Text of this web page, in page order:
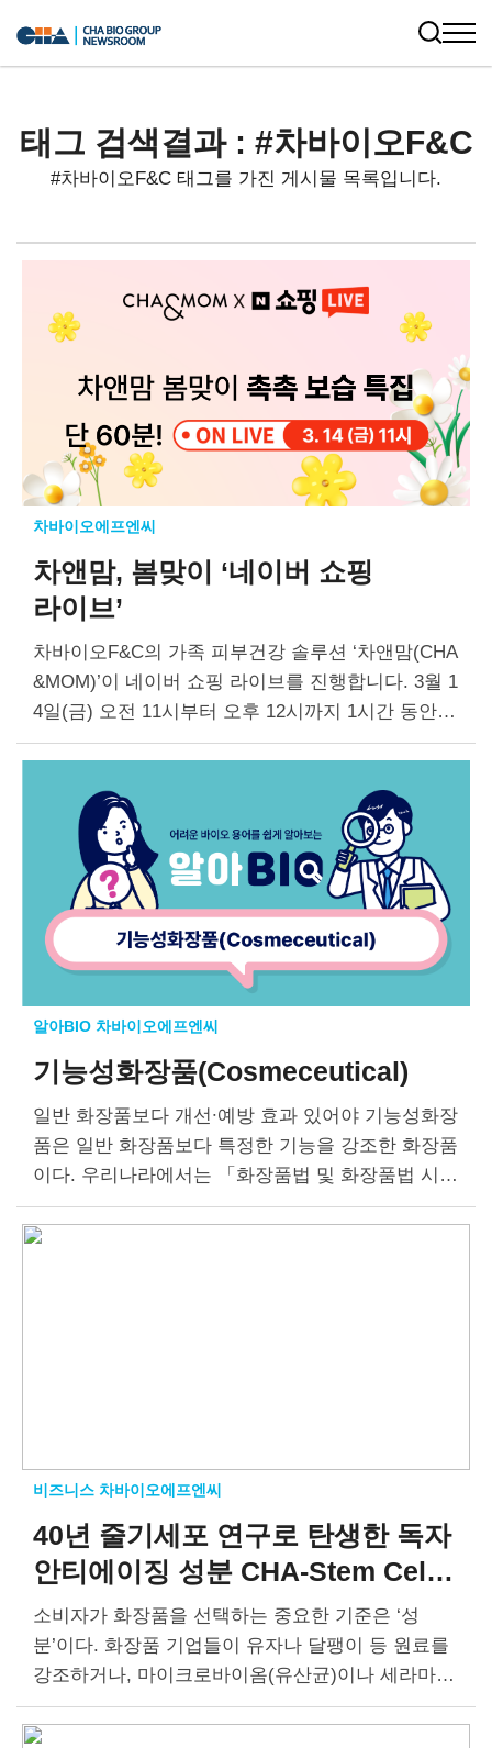
태그 검색결과 : #차바이오F&C
#차바이오F&C 태그를 가진 게시물 목록입니다.
차바이오에프엔씨
차앤맘, 봄맞이 ‘네이버 쇼핑
라이브’
차바이오F&C의 가족 피부건강 솔루션 ‘차앤맘(CHA
&MOM)’이 네이버 쇼핑 라이브를 진행합니다. 3월 1
4일(금) 오전 11시부터 오후 12시까지 1시간 동안
열리는 네이버 쇼핑 라이브에서 아이를 위한 봄맞이
알아BIO 차바이오에프엔씨
기능성화장품(Cosmeceutical)
일반 화장품보다 개선∙예방 효과 있어야 기능성화장
품은 일반 화장품보다 특정한 기능을 강조한 화장품
이다. 우리나라에서는 「화장품법 및 화장품법 시행
규칙」에 지정된 효능∙효과를 표방해 품질과 안전성
및 효능을 식품의약품안전처에서 심사 받은 화장품
비즈니스 차바이오에프엔씨
40년 줄기세포 연구로 탄생한 독자
안티에이징 성분 CHA-Stem Cell
Core Complex™
소비자가 화장품을 선택하는 중요한 기준은 ‘성
분’이다. 화장품 기업들이 유자나 달팽이 등 원료를
강조하거나, 마이크로바이옴(유산균)이나 세라마이
드(피부 지질 성분)와 같이 특정 성분을 강조하는 것
은 이 때문이다. 성분 못지않게 중요한 것이 ‘전달